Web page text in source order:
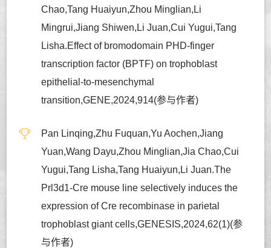
Chao,Tang Huaiyun,Zhou Minglian,Li
Mingrui,Jiang Shiwen,Li Juan,Cui Yugui,Tang
Lisha.Effect of bromodomain PHD-finger
transcription factor (BPTF) on trophoblast
epithelial-to-mesenchymal
transition,GENE,2024,914(参与作者)
Pan Linqing,Zhu Fuquan,Yu Aochen,Jiang
Yuan,Wang Dayu,Zhou Minglian,Jia Chao,Cui
Yugui,Tang Lisha,Tang Huaiyun,Li Juan.The
Prl3d1-Cre mouse line selectively induces the
expression of Cre recombinase in parietal
trophoblast giant cells,GENESIS,2024,62(1)(参
与作者)